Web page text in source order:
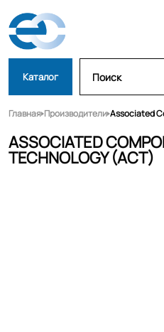
Каталог
Главная Производители Associated
ASSOCIATED
TECHNOLOGY (ACT)